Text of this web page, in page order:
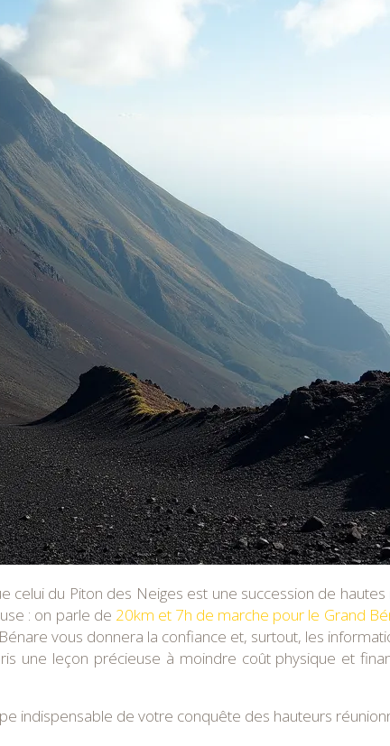
celui du Piton des Neiges est une succession de
: on parle de 20km et 7h de marche pour le Grand
vous donnera la confiance et, surtout, les
une leçon précieuse à moindre coût physique et
indispensable de votre conquête des hauteurs